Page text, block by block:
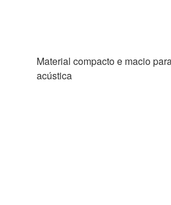
Material compacto e macio
acústica